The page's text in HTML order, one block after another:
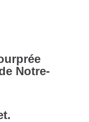
Notre-